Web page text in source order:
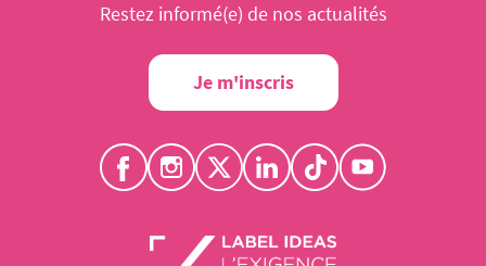
Restez informé(e) de nos actualités
Je m'inscris